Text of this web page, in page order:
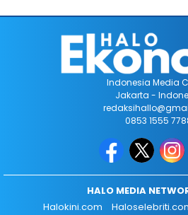
Indonesia Media
Jakarta -
0853 1555
HALO MEDIA
Halokini.com